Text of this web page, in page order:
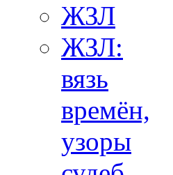
ЖЗЛ
ЖЗЛ:
вязь
времён,
узоры